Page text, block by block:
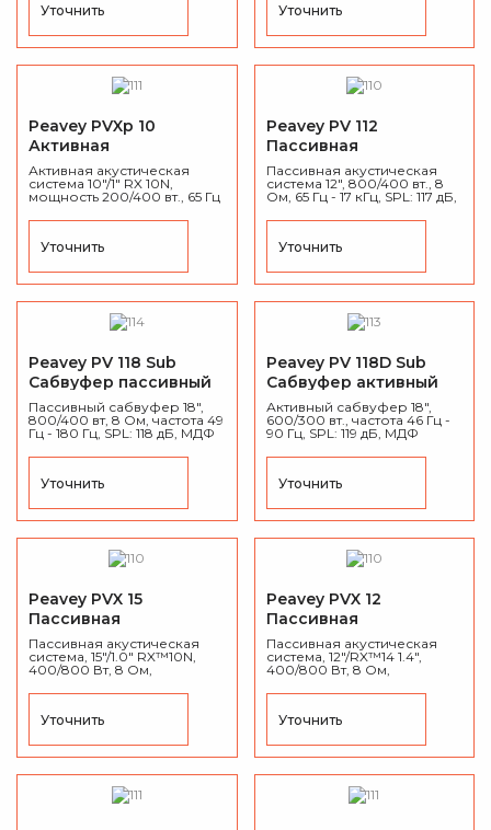
крепление в комплекте.
Уточнить
вес 19,5 кг.
Уточнить
Peavey PVXp 10
Активная
акустическая система
Активная акустическая
система 10"/1" RX 10N,
мощность 200/400 вт., 65 Гц
100° x 60°, SPL: 122 дБ, ABS
Уточнить
Peavey PV 112
Пассивная
акустическая система
Пассивная акустическая
система 12", 800/400 вт., 8
Ом, 65 Гц - 17 кГц, SPL: 117 дБ,
вес 21.4 кг.
Уточнить
Peavey PV 118 Sub
Сабвуфер пассивный
Пассивный сабвуфер 18",
800/400 вт, 8 Ом, частота 49
Гц - 180 Гц, SPL: 118 дБ, МДФ
Уточнить
Peavey PV 118D Sub
Сабвуфер активный
Активный сабвуфер 18",
600/300 вт., частота 46 Гц -
90 Гц, SPL: 119 дБ, МДФ
Уточнить
Peavey PVX 15
Пассивная
акустическая система
Пассивная акустическая
система, 15"/1.0" RX™10N,
400/800 Вт, 8 Ом,
20 кГц, рупор 100° x
Уточнить
Peavey PVX 12
Пассивная
акустическая система
Пассивная акустическая
система, 12"/RX™14 1.4",
400/800 Вт, 8 Ом,
20 кГц, рупор 100° x 50°,
Уточнить